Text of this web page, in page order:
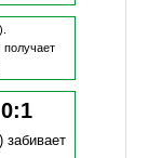
получает
0:1
забивает